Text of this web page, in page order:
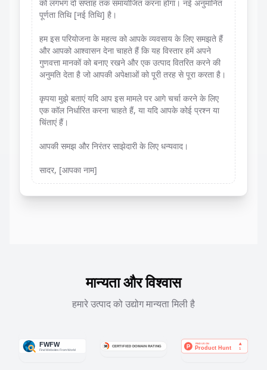
को लगभग दो सप्ताह तक समायोजित करना होगा। नई अनुमानित
पूर्णता तिथि [नई तिथि] है।
हम इस परियोजना के महत्व को आपके व्यवसाय के लिए समझते हैं
और आपको आश्वासन देना चाहते हैं कि यह विस्तार हमें अपने
गुणवत्ता मानकों को बनाए रखने और एक उत्पाद वितरित करने की
अनुमति देता है जो आपकी अपेक्षाओं को पूरी तरह से पूरा करता है।
कृपया मुझे बताएं यदि आप इस मामले पर आगे चर्चा करने के लिए
एक कॉल निर्धारित करना चाहते हैं, या यदि आपके कोई प्रश्न या
चिंताएं हैं।
आपकी समझ और निरंतर साझेदारी के लिए धन्यवाद।
सादर, [आपका नाम]
मान्यता और विश्वास
हमारे उत्पाद को उद्योग मान्यता मिली है